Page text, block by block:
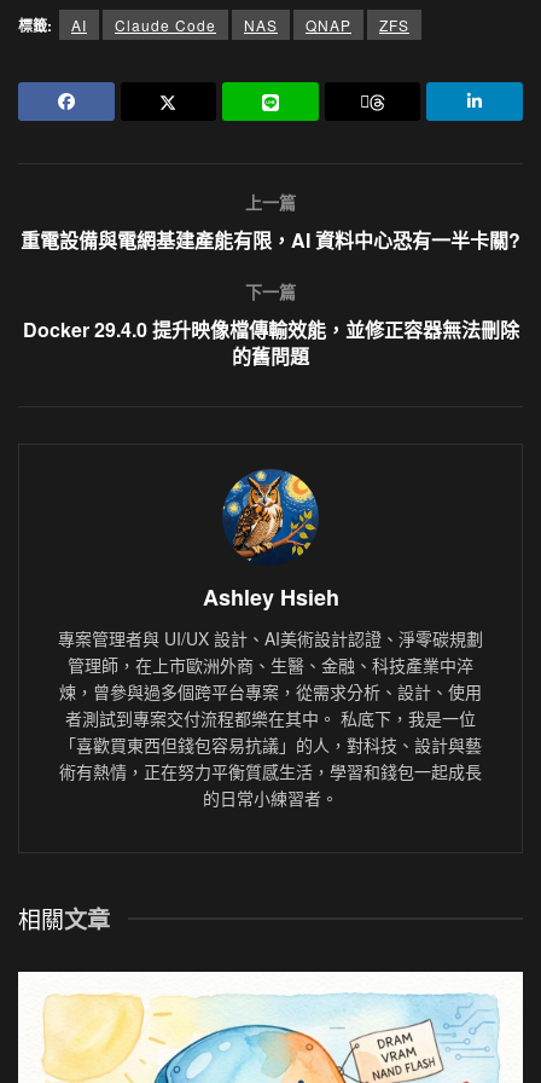
標籤: AI Claude Code NAS QNAP ZFS
上一篇
重電設備與電網基建產能有限，AI 資料中心恐有一半卡關?
下一篇
Docker 29.4.0 提升映像檔傳輸效能，並修正容器無法刪除
的舊問題
Ashley Hsieh
專案管理者與 UI/UX 設計、AI美術設計認證、淨零碳規劃
管理師，在上市歐洲外商、生醫、金融、科技產業中淬
煉，曾參與過多個跨平台專案，從需求分析、設計、使用
者測試到專案交付流程都樂在其中。 私底下，我是一位
「喜歡買東西但錢包容易抗議」的人，對科技、設計與藝
術有熱情，正在努力平衡質感生活，學習和錢包一起成長
的日常小練習者。
相關文章